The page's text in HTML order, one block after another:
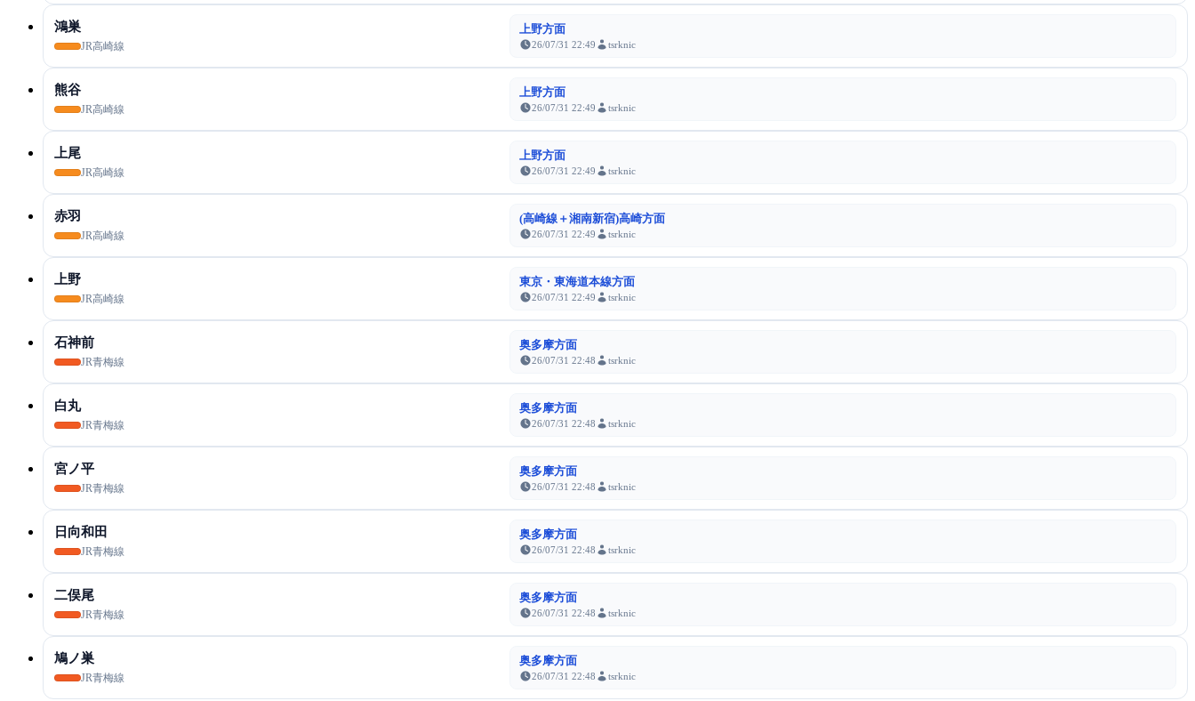
鴻巣
JR高崎線
上野方面
26/07/31 22:49 tsrknic
熊谷
JR高崎線
上野方面
26/07/31 22:49 tsrknic
上尾
JR高崎線
上野方面
26/07/31 22:49 tsrknic
赤羽
JR高崎線
(高崎線＋湘南新宿)高崎方面
26/07/31 22:49 tsrknic
上野
JR高崎線
東京・東海道本線方面
26/07/31 22:49 tsrknic
石神前
JR青梅線
奥多摩方面
26/07/31 22:48 tsrknic
白丸
JR青梅線
奥多摩方面
26/07/31 22:48 tsrknic
宮ノ平
JR青梅線
奥多摩方面
26/07/31 22:48 tsrknic
日向和田
JR青梅線
奥多摩方面
26/07/31 22:48 tsrknic
二俣尾
JR青梅線
奥多摩方面
26/07/31 22:48 tsrknic
鳩ノ巣
JR青梅線
奥多摩方面
26/07/31 22:48 tsrknic